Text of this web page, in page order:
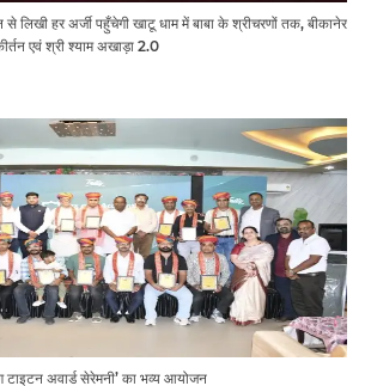
लिखी हर अर्जी पहुँचेगी खाटू धाम में बाबा के श्रीचरणों तक, बीकानेर
एवं श्री श्याम अखाड़ा 2.0
अवार्ड सेरेमनी’ का भव्य आयोजन